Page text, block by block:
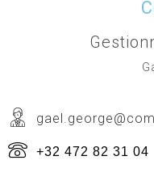
+32 472 82 31 04